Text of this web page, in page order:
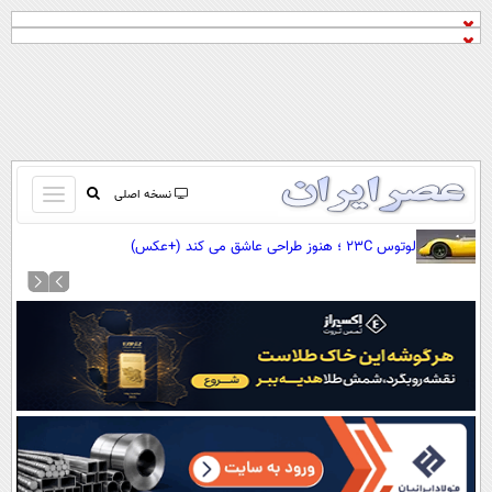
نسخه اصلی
باز
و
کردن
صفحه اول
آرشیو
نظرسنجی
آب و هوا
اوقات شرعی
سواد زندگی
لوتوس 23C ؛ هنوز طراحی عاشق می کند (+عکس)